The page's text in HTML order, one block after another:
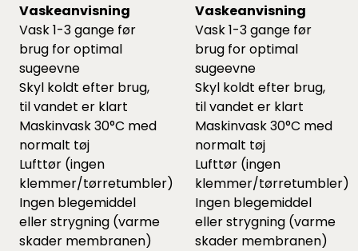
Vaskeanvisning
Vask 1-3 gange før
brug for optimal
sugeevne
Skyl koldt efter brug,
til vandet er klart
Maskinvask 30°C med
normalt tøj
Lufttør (ingen
klemmer/tørretumbler)
Ingen blegemiddel
eller strygning (varme
skader membranen)
Vaskeanvisning
Vask 1-3 gange før
brug for optimal
sugeevne
Skyl koldt efter brug,
til vandet er klart
Maskinvask 30°C med
normalt tøj
Lufttør (ingen
klemmer/tørretumbler)
Ingen blegemiddel
eller strygning (varme
skader membranen)